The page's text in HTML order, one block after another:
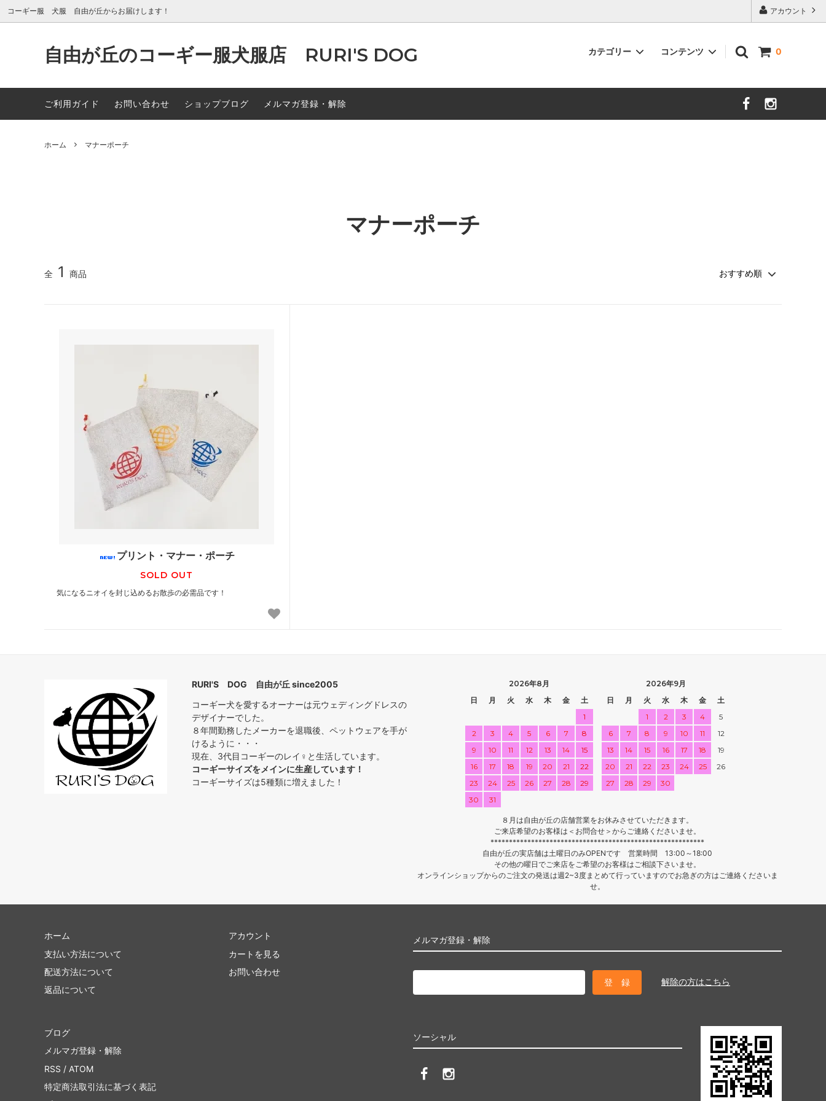
アカウント
コーギー服 犬服 自由が丘からお届けします！
自由が丘のコーギー服犬服店 RURI'S DOG 0
カテゴリー
冬素材（トレーナー素材・フリース素
パジャマ風つなぎ レインコート・泥除けエプロン 着物・浴衣
コンテンツ
ご利用ガイド
お問い合わせ ショップブログ メルマガ登録・解除
ホーム マナーポーチ
マナーポーチ
全 1 商品
プリント・マナー・ポーチ
SOLD OUT
気になるニオイを封じ込めるお散歩の必需品です！
RURI'S DOG 自由が丘 since2005
コーギー犬を愛するオーナーは元ウェディングドレスの
デザイナーでした。
８年間勤務したメーカーを退職後、ペットウェアを手が
けるように・・・
現在、3代目コーギーのレイ♀と生活しています。
コーギーサイズをメインに生産しています！
コーギーサイズは5種類に増えました！
2026年8月
日
月 火 水 木 金
土
1
2
3 4 5 6 7
8
9
10 11 12 13 14
15
16
17 18 19 20 21
22
23
24 25 26 27 28
29
30
31
2026年9月
日
月 火 水 木 金
土
1
2 3 4
5
6
7 8 9 10 11
12
13
14 15 16 17 18
19
20
21 22 23 24 25
26
27
28 29 30
８月は自由が丘の店舗営業をお休みさせていただきます。
ご来店希望のお客様は＜お問合せ＞からご連絡くださいませ。
**********************************************************
自由が丘の実店舗は土曜日のみOPENです 営業時間 13:00～18:00
その他の曜日でご来店をご希望のお客様はご相談下さいませ。
オンラインショップからのご注文の発送は週2~3度まとめて行っていますのでお急ぎの方はご連絡くださいま
せ。
メルマガ登録・解除
解除の方はこちら
ホーム
支払い方法について
配送方法について
返品について
アカウント
カートを見る
お問い合わせ
ソーシャル
ブログ
メルマガ登録・解除
RSS / ATOM
特定商法取引法に基づく表記